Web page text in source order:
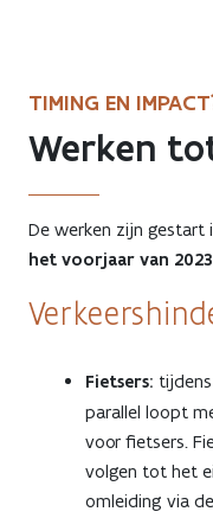
TIMING EN
Werken
De werken zijn
het voorjaar van 2023
Fietsers:
parallel loopt
voor fietsers.
volgen tot het
omleiding via